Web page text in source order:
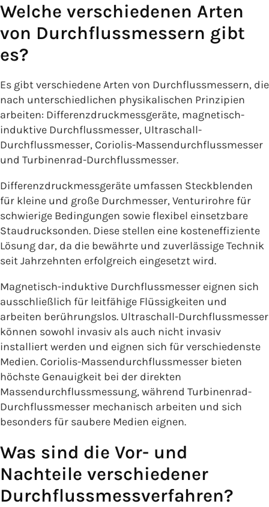
Welche verschiedenen Arten
von Durchflussmessern gibt
es?
Es gibt verschiedene Arten von Durchflussmessern, die
nach unterschiedlichen physikalischen Prinzipien
arbeiten: Differenzdruckmessgeräte, magnetisch-
induktive Durchflussmesser, Ultraschall-
Durchflussmesser, Coriolis-Massendurchflussmesser
und Turbinenrad-Durchflussmesser.
Differenzdruckmessgeräte umfassen Steckblenden
für kleine und große Durchmesser, Venturirohre für
schwierige Bedingungen sowie flexibel einsetzbare
Staudrucksonden. Diese stellen eine kosteneffiziente
Lösung dar, da die bewährte und zuverlässige Technik
seit Jahrzehnten erfolgreich eingesetzt wird.
Magnetisch-induktive Durchflussmesser eignen sich
ausschließlich für leitfähige Flüssigkeiten und
arbeiten berührungslos. Ultraschall-Durchflussmesser
können sowohl invasiv als auch nicht invasiv
installiert werden und eignen sich für verschiedenste
Medien. Coriolis-Massendurchflussmesser bieten
höchste Genauigkeit bei der direkten
Massendurchflussmessung, während Turbinenrad-
Durchflussmesser mechanisch arbeiten und sich
besonders für saubere Medien eignen.
Was sind die Vor- und
Nachteile verschiedener
Durchflussmessverfahren?